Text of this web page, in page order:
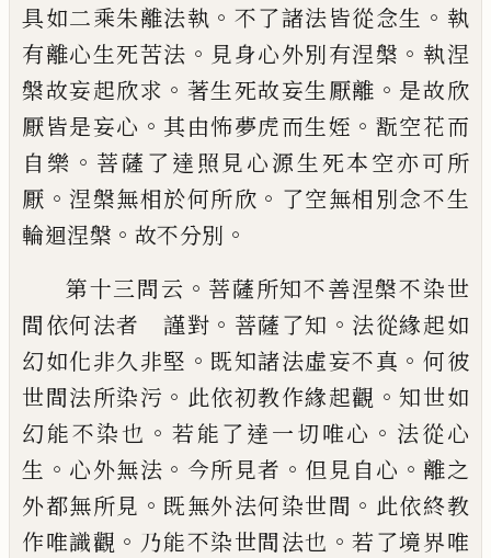
具如二乘朱離法執 。 不了諸法皆從念生 。 執
有離心生死苦法 。 見身心外別有涅槃 。 執涅
槃故妄起欣求 。 著生死故妄生厭離 。 是故欣
厭皆是妄心 。其由怖夢虎而生姪 。 翫空花而
自樂 。 菩薩了達照見心源生死本空亦可所
厭 。涅槃無相於何所欣 。 了空無相別念不生
輪迴涅槃 。 故不分別 。
第十三問云 。 菩薩所知不善涅槃不染世
間依何法者 謹對 。 菩薩了知 。 法從緣起如
幻如化非久非堅 。 既知諸法虛妄不真 。 何彼
世間法所染污 。 此依初教作緣起觀 。知世如
幻能不染也 。 若能了達一切唯心 。 法從心
生 。 心外無法 。 今所見者 。 但見自心 。 離之
外都無所見 。 既無外法何染世間 。 此依終教
作唯識觀 。 乃能不染世間法也 。若了境界唯